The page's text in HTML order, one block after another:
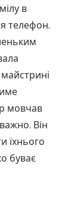
в
телефон.
мовчав
Він
їхнього
буває